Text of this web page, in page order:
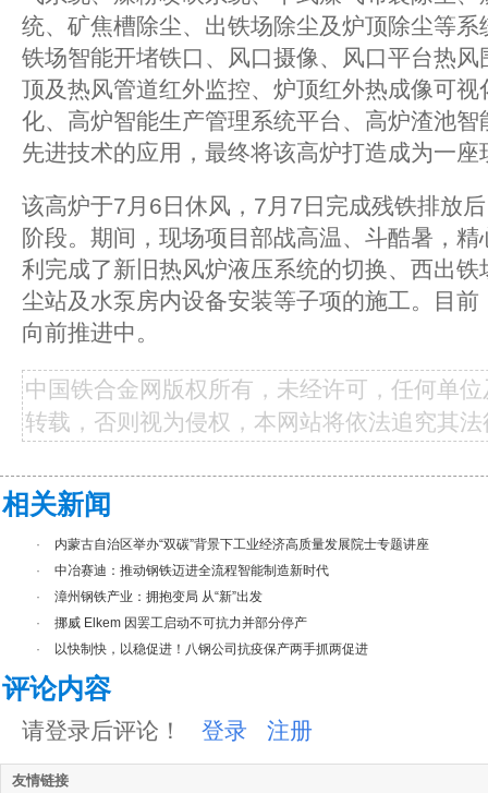
统、矿焦槽除尘、出铁场除尘及炉顶除尘等
铁场智能开堵铁口、风口摄像、风口平台热
顶及热风管道红外监控、炉顶红外热成像可
化、高炉智能生产管理系统平台、高炉渣池
先进技术的应用，最终将该高炉打造成为一
该高炉于7月6日休风，7月7日完成残铁排放
阶段。期间，现场项目部战高温、斗酷暑，
利完成了新旧热风炉液压系统的切换、西出
尘站及水泵房内设备安装等子项的施工。目
向前推进中。
中国铁合金网版权所有，未经许可，任何单
转载，否则视为侵权，本网站将依法追究其
相关新闻
·
内蒙古自治区举办“双碳”背景下工业经济高质量发展院士专题讲座
·
中冶赛迪：推动钢铁迈进全流程智能制造新时代
·
漳州钢铁产业：拥抱变局 从“新”出发
·
挪威 Elkem 因罢工启动不可抗力并部分停产
·
以快制快，以稳促进！八钢公司抗疫保产两手抓两促进
评论内容
请登录后评论！ 登录 注册
友情链接